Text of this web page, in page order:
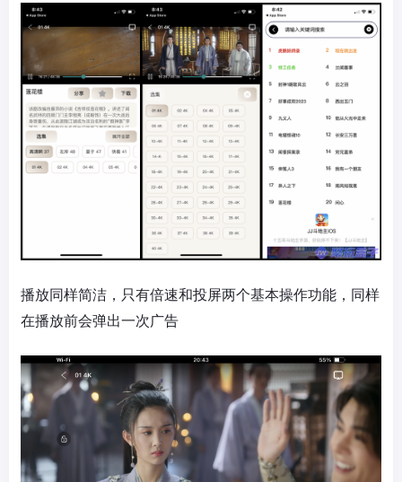
播放同样简洁，只有倍速和投屏两个基本操作功能，同样
在播放前会弹出一次广告